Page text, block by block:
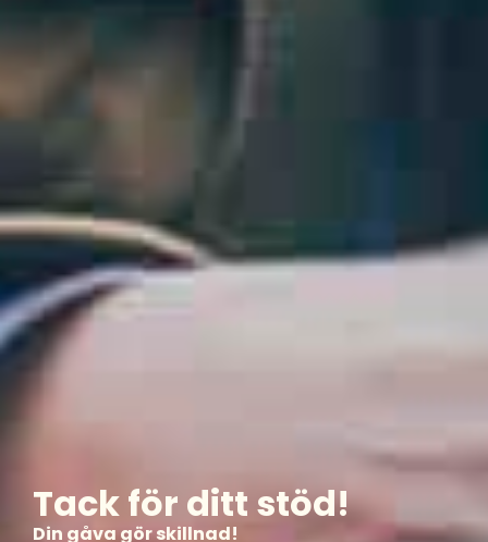
Tack för ditt stöd!
Din gåva gör skillnad!